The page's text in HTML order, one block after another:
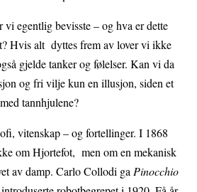
egentlig bevisste – og hva er dette
Hvis alt dyttes frem av lover vi ikke
gjelde tanker og følelser. Kan vi da
og fri vilje kun en illusjon, siden et
tannhjulene?
vitenskap – og fortellinger. I 1868
om Hjortefot, men om en mekanisk
av damp. Carlo Collodi gaPinocchio